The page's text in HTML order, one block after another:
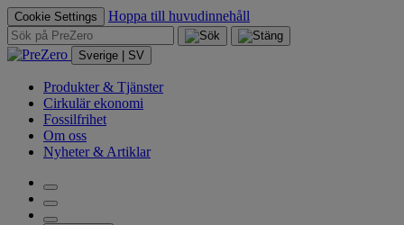
Cookie Settings Hoppa till huvudinnehåll
Sverige | SV
Produkter & Tjänster
Cirkulär ekonomi
Fossilfrihet
Om oss
Nyheter & Artiklar